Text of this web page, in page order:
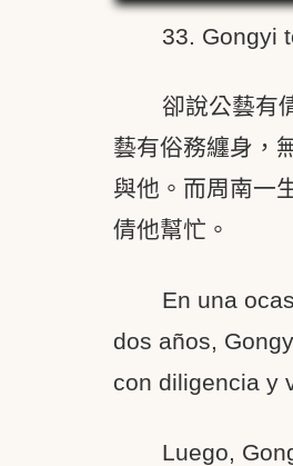
33. Gongyi
卻說公藝有
藝有俗務纏身，
與他。而周南一
倩他幫忙。
En una
dos años,
con diligencia y
Luego,